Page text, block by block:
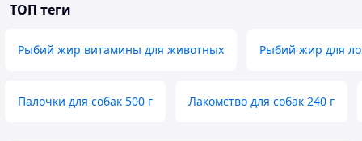
ТОП теги
Рыбий жир витамины для животных Рыбий жир для
Палочки для собак 500 г Лакомство для собак 240 г